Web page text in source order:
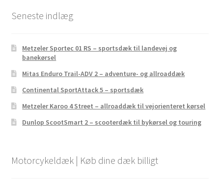
Seneste indlæg
Metzeler Sportec 01 RS – sportsdæk til landevej og
banekørsel
Mitas Enduro Trail-ADV 2 – adventure- og allroaddæk
Continental SportAttack 5 – sportsdæk
Metzeler Karoo 4 Street – allroaddæk til vejorienteret kørsel
Dunlop ScootSmart 2 – scooterdæk til bykørsel og touring
Motorcykeldæk | Køb dine dæk billigt